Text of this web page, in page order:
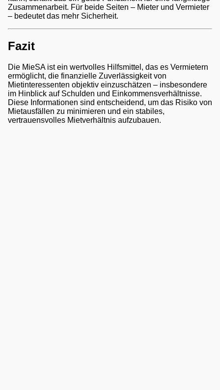
Zusammenarbeit. Für beide Seiten – Mieter und Vermieter
– bedeutet das mehr Sicherheit.
Fazit
Die MieSA ist ein wertvolles Hilfsmittel, das es Vermietern
ermöglicht, die finanzielle Zuverlässigkeit von
Mietinteressenten objektiv einzuschätzen – insbesondere
im Hinblick auf Schulden und Einkommensverhältnisse.
Diese Informationen sind entscheidend, um das Risiko von
Mietausfällen zu minimieren und ein stabiles,
vertrauensvolles Mietverhältnis aufzubauen.